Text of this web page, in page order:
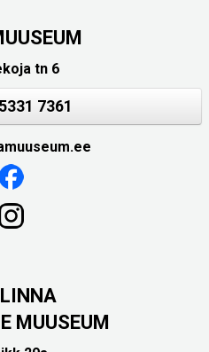
tn 6
7361
MUUSEUM